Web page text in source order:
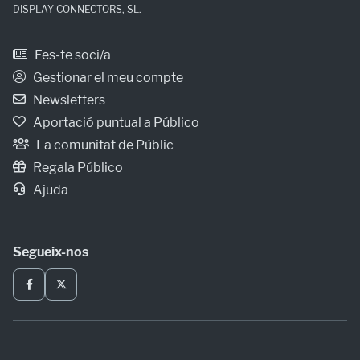
DISPLAY CONNECTORS, SL.
Fes-te soci/a
Gestionar el meu compte
Newsletters
Aportació puntual a Público
La comunitat de Públic
Regala Público
Ajuda
Segueix-nos